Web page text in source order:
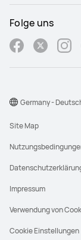
Folge uns
Site Map
Impressum
Verwendung von
Cookie Einstellungen
Germany -